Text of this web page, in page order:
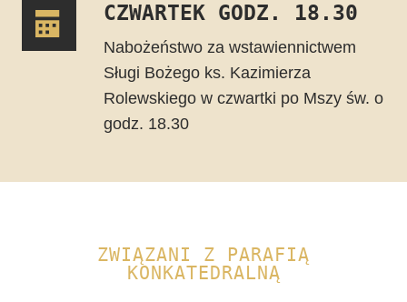
CZWARTEK GODZ. 18.30
Nabożeństwo za wstawiennictwem
Sługi Bożego ks. Kazimierza
Rolewskiego w czwartki po Mszy św. o
godz. 18.30
ZWIĄZANI Z PARAFIĄ
KONKATEDRALNĄ